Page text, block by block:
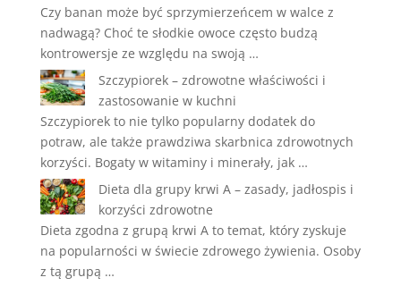
Czy banan może być sprzymierzeńcem w walce z
nadwagą? Choć te słodkie owoce często budzą
kontrowersje ze względu na swoją …
Szczypiorek – zdrowotne właściwości i
zastosowanie w kuchni
Szczypiorek to nie tylko popularny dodatek do
potraw, ale także prawdziwa skarbnica zdrowotnych
korzyści. Bogaty w witaminy i minerały, jak …
Dieta dla grupy krwi A – zasady, jadłospis i
korzyści zdrowotne
Dieta zgodna z grupą krwi A to temat, który zyskuje
na popularności w świecie zdrowego żywienia. Osoby
z tą grupą …